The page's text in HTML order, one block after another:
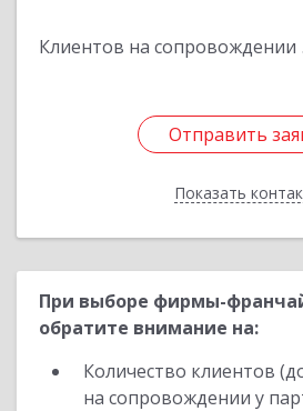
Клиентов на сопровождении
Отправить
Показать
Отправить
Назад
При выборе фирмы-
обратите внимание на:
Количество клиентов
на сопровождении у